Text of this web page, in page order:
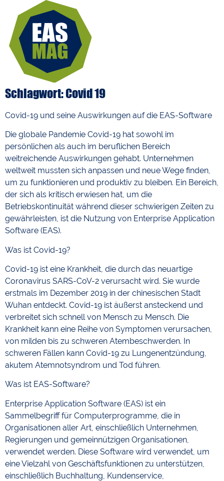
Schlagwort: Covid 19
Covid-19 und seine Auswirkungen auf die EAS-Software
Die globale Pandemie Covid-19 hat sowohl im
persönlichen als auch im beruflichen Bereich
weitreichende Auswirkungen gehabt. Unternehmen
weltweit mussten sich anpassen und neue Wege finden,
um zu funktionieren und produktiv zu bleiben. Ein Bereich,
der sich als kritisch erwiesen hat, um die
Betriebskontinuität während dieser schwierigen Zeiten zu
gewährleisten, ist die Nutzung von Enterprise Application
Software (EAS).
Was ist Covid-19?
Covid-19 ist eine Krankheit, die durch das neuartige
Coronavirus SARS-CoV-2 verursacht wird. Sie wurde
erstmals im Dezember 2019 in der chinesischen Stadt
Wuhan entdeckt. Covid-19 ist äußerst ansteckend und
verbreitet sich schnell von Mensch zu Mensch. Die
Krankheit kann eine Reihe von Symptomen verursachen,
von milden bis zu schweren Atembeschwerden. In
schweren Fällen kann Covid-19 zu Lungenentzündung,
akutem Atemnotsyndrom und Tod führen.
Was ist EAS-Software?
Enterprise Application Software (EAS) ist ein
Sammelbegriff für Computerprogramme, die in
Organisationen aller Art, einschließlich Unternehmen,
Regierungen und gemeinnützigen Organisationen,
verwendet werden. Diese Software wird verwendet, um
eine Vielzahl von Geschäftsfunktionen zu unterstützen,
einschließlich Buchhaltung, Kundenservice,